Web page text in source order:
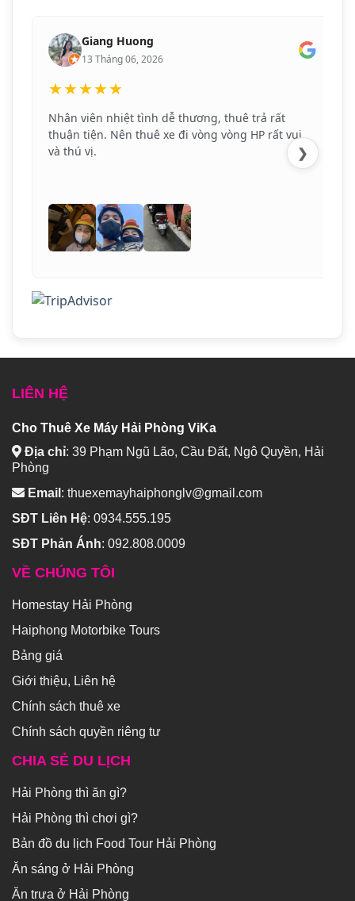
Giang Huong
13 Tháng 06, 2026
★★★★★
Nhân viên nhiệt tình dễ thương, thuê trả rất
thuận tiện. Nên thuê xe đi vòng vòng HP rất vui
và thú vị.
❯
LIÊN HỆ
Cho Thuê Xe Máy Hải Phòng ViKa
Địa chỉ: 39 Phạm Ngũ Lão, Cầu Đất, Ngô Quyền, Hải
Phòng
Email : thuexemayhaiphonglv@gmail.com
SĐT Liên Hệ: 0934.555.195
SĐT Phản Ánh: 092.808.0009
VỀ CHÚNG TÔI
Homestay Hải Phòng
Haiphong Motorbike Tours
Bảng giá
Giới thiệu, Liên hệ
Chính sách thuê xe
Chính sách quyền riêng tư
CHIA SẺ DU LỊCH
Hải Phòng thì ăn gì?
Hải Phòng thì chơi gì?
Bản đồ du lịch Food Tour Hải Phòng
Ăn sáng ở Hải Phòng
Ăn trưa ở Hải Phòng